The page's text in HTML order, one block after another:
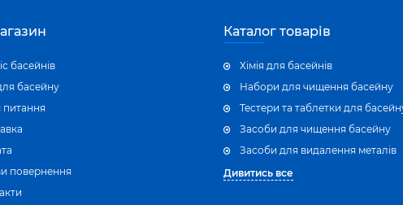
басейнів
басейну
питання
повернення
Каталог товарів
Хімія для басейнів
Набори для чищення басейну
Тестери та таблетки для
Засоби для чищення басейну
Засоби для видалення металів
Дивитись все